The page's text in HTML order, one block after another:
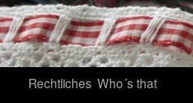
Rechtliches Who´s that